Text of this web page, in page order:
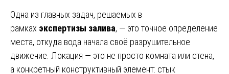
Одна из главных задач, решаемых в
рамках экспертизы залива, — это точное определение
места, откуда вода начала своё разрушительное
движение. Локация — это не просто комната или стена,
а конкретный конструктивный элемент: стык